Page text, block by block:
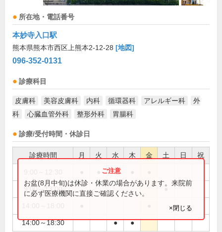
所在地・電話番号
本妙寺入口駅
熊本県熊本市西区上熊本2-12-28 [地図]
096-352-0131
診療科目
皮膚科 美容皮膚科 内科 循環器科 アレルギー科
外
科
心臓血管外科 整形外科 胃腸科
診療/受付時間・休診日
診療時間 月 火 水 木 金 土 日 祝
●
9:00～13:00 ●
14:00～18:30 ● ●
お盆(8月中旬)は休診・休業の場合があります。来院前
に必ず医療機関に直接ご確認ください。
×閉じる